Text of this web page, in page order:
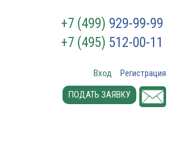
+7 (499) 929-99-99
+7 (495) 512-00-11
Вход
Регистрация
ПОДАТЬ ЗАЯВКУ